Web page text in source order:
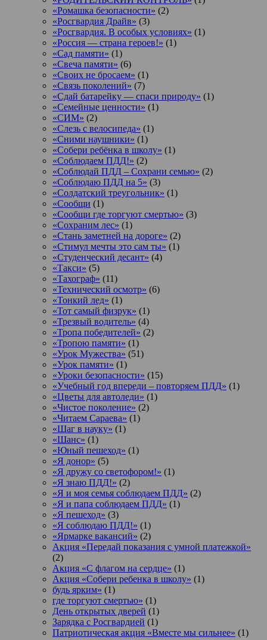
«Ромашка безопасности» (2)
«Росгвардия Драйв» (3)
«Росгвардия. В особых условиях» (1)
«Россия — страна героев!» (1)
«Сад памяти» (1)
«Свеча памяти» (6)
«Своих не бросаем» (1)
«Связь поколений» (7)
«Сдай батарейку — спаси природу» (1)
«Семейные ценности» (1)
«СИМ» (2)
«Слезь с велосипеда» (1)
«Сними наушники» (1)
«Собери ребёнка в школу» (1)
«Соблюдаем ПДД!» (2)
«Соблюдай ПДД – Сохрани семью» (2)
«Соблюдаю ПДД на 5» (3)
«Солдатский треугольник» (1)
«Сообщи (1)
«Сообщи где торгуют смертью» (3)
«Сохраним лес» (1)
«Стань заметней на дороге» (2)
«Стимул мечты это сам ты» (1)
«Студенческий десант» (4)
«Такси» (5)
«Тахограф» (11)
«Технический осмотр» (6)
«Тонкий лед» (1)
«Тот самый физрук» (1)
«Трезвый водитель» (4)
«Тропа победителей» (2)
«Тропою памяти» (1)
«Урок Мужества» (51)
«Урок памяти» (1)
«Уроки безопасности» (15)
«Учебный год впереди – повторяем ПДД» (1)
«Цветы для автоледи» (1)
«Чистое поколение» (2)
«Читаем Сараева» (1)
«Шаг в науку» (1)
«Шанс» (1)
«Юный пешеход» (1)
«Я донор» (5)
«Я дружу со светофором!» (1)
«Я знаю ПДД!» (2)
«Я и моя семья соблюдаем ПДД» (2)
«Я и папа соблюдаем ПДД» (1)
«Я пешеход» (3)
«Я соблюдаю ПДД!» (1)
«Ярмарке вакансий» (2)
Акция «Передай показания с умной платежкой»
(2)
Акция «С флагом на сердце» (1)
Акция «Собери ребенка в школу» (1)
будь ярким» (1)
где торгуют смертью» (1)
День открытых дверей (1)
Зарядка с Росгвардией (1)
Патриотическая акция «Вместе мы сильнее» (1)